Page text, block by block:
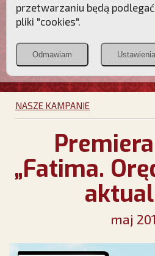
Polonia
Christiana
POZNAJ APOSTOLAT
NASZE KAMPANIE
„Fatima.
maj
przetwarzaniu będą
pliki "cookies".
Odmawiam Ustawienia